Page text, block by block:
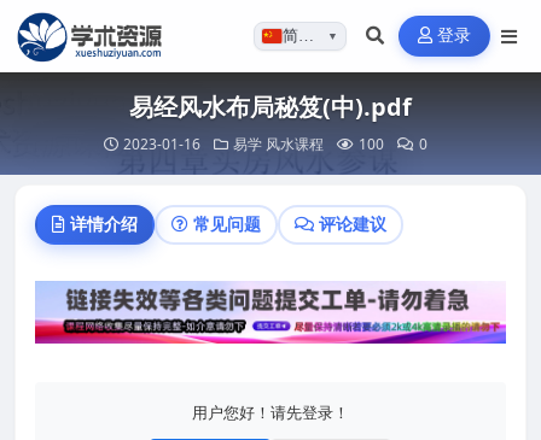
简体…▼ 登录
易经风水布局秘笈(中).pdf
2023-01-16 易学 风水课程 100 0
详情介绍 常见问题 评论建议
用户您好！请先登录！